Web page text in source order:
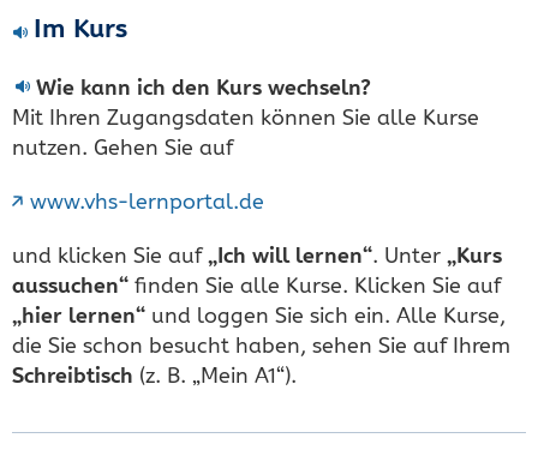
Im Kurs
Wie kann ich den Kurs wechseln?
Mit Ihren Zugangsdaten können Sie alle Kurse
nutzen. Gehen Sie auf
www.vhs-lernportal.de
und klicken Sie auf„Ich will lernen“. Unter „Kurs
aussuchen“ finden Sie alle Kurse. Klicken Sie auf
„hier lernen“ und loggen Sie sich ein. Alle Kurse,
die Sie schon besucht haben, sehen Sie auf Ihrem
Schreibtisch (z. B. „Mein A1“).